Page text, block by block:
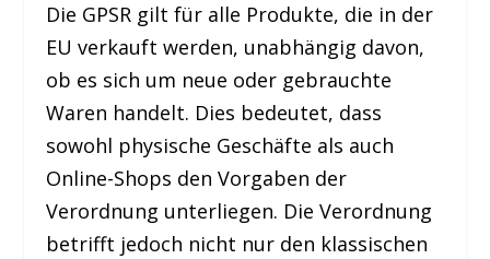
Die GPSR gilt für alle Produkte, die in der
EU verkauft werden, unabhängig davon,
ob es sich um neue oder gebrauchte
Waren handelt. Dies bedeutet, dass
sowohl physische Geschäfte als auch
Online-Shops den Vorgaben der
Verordnung unterliegen. Die Verordnung
betrifft jedoch nicht nur den klassischen